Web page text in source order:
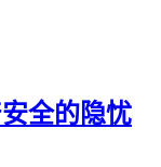
全的隐忧